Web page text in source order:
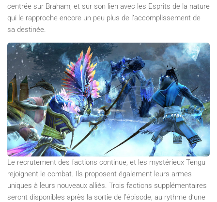
centrée sur Braham, et sur son lien avec les Esprits de la nature
qui le rapproche encore un peu plus de l’accomplissement de
sa destinée.
Le recrutement des factions continue, et les mystérieux Tengu
rejoignent le combat. Ils proposent également leurs armes
uniques à leurs nouveaux alliés. Trois factions supplémentaires
seront disponibles après la sortie de l’épisode, au rythme d’une